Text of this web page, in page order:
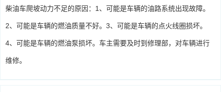
柴油车爬坡动力不足的原因：1、可能是车辆的油路系统出现故障。
2、可能是车辆的燃油质量不好。3、可能是车辆的点火线圈损坏。
4、可能是车辆的燃油泵损坏。车主需要及时到修理部，对车辆进行
维修。